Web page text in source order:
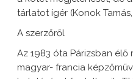
tárlatot ígér (Konok
A szerzőről
Az 1983 óta Párizsban
magyar- francia